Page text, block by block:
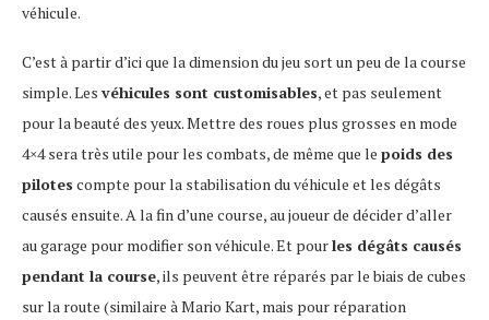
véhicule.
C’est à partir d’ici que la dimension du jeu sort un peu de la course
simple. Les véhicules sont customisables, et pas seulement
pour la beauté des yeux. Mettre des roues plus grosses en mode
4×4 sera très utile pour les combats, de même que le poids des
pilotes compte pour la stabilisation du véhicule et les dégâts
causés ensuite. A la fin d’une course, au joueur de décider d’aller
au garage pour modifier son véhicule. Et pourles dégâts causés
pendant la course, ils peuvent être réparés par le biais de cubes
sur la route (similaire à Mario Kart, mais pour réparation